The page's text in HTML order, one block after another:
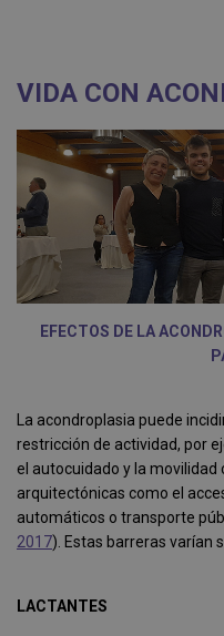
VIDA CON
EFECTOS DE LA
La acondroplasia puede
restricción de actividad, por
el autocuidado y la movilidad
arquitectónicas como el
automáticos o transporte
2017). Estas barreras varían
LACTANTES